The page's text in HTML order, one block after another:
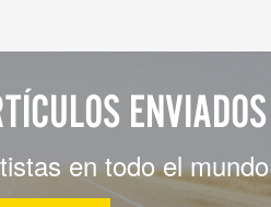
ENVIADOS
en todo el mundo